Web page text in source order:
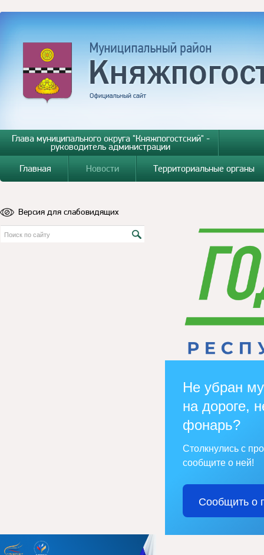
Глава муниципального округа "Княжпогостский" -
руководитель администрации
Главная
Новости Территориальные органы
Версия для слабовидящих
Не убран
на дороге,
фонарь?
Столкнулись с
сообщите о ней!
Сообщить о